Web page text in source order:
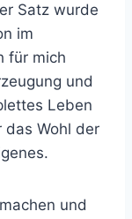
Satz wurde
im
für mich
und
Leben
das Wohl der
und